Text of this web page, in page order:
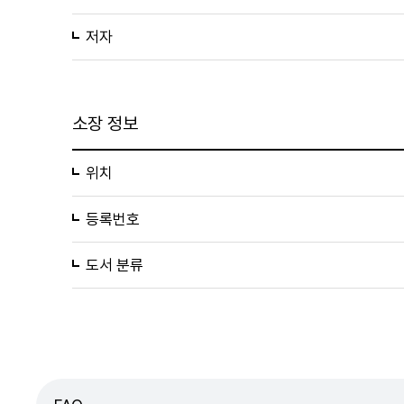
저자
소장 정보
위치
등록번호
도서 분류